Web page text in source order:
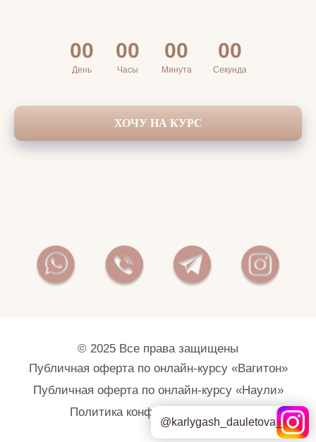
00
День
00
Часы
00
Mинута
00
Секунда
ХОЧУ НА КУРС
@karlygash_dauletova_